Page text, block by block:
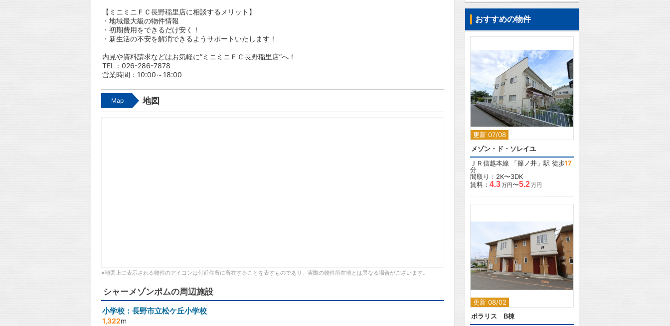
【ミニミニＦＣ長野稲里店に相談するメリット】
・地域最大級の物件情報
・初期費用をできるだけ安く！
・新生活の不安を解消できるようサポートいたします！
内見や資料請求などはお気軽に”ミニミニＦＣ長野稲里店”へ！
TEL：026-286-7878
営業時間：10:00～18:00
Map 地図
※地図上に表示される物件のアイコンは付近住所に所在することを表すものであり、実際の物件所在地とは異なる場合がございます。
シャーメゾンポムの周辺施設
小学校：長野市立松ケ丘小学校
1,322m
おすすめの物件
更新 07/08
2
メゾン・ド・ソレイユ
ＪＲ信越本線 「篠ノ井 」駅 徒歩17
分
間取り：2K〜3DK
賃料： 4.3万円〜5.2万円
更新 08/02
2
ポラリス B棟